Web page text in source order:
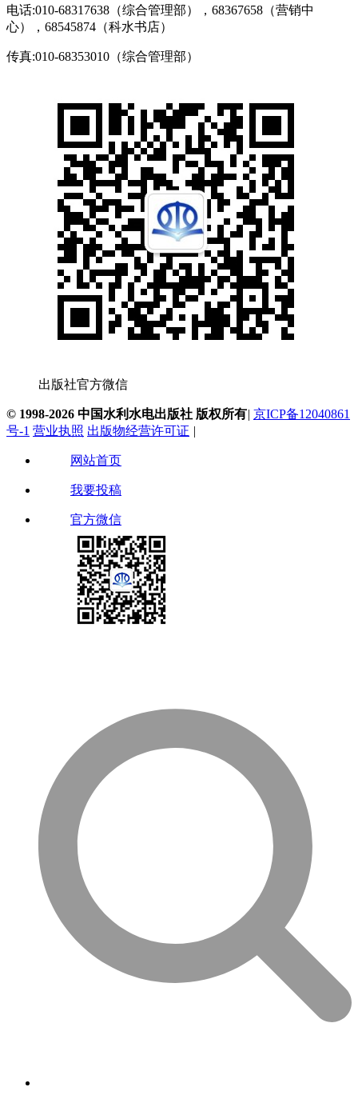
电话:010-68317638（综合管理部），68367658（营销中
心），68545874（科水书店）
传真:010-68353010（综合管理部）
出版社官方微信
© 1998-2026 中国水利水电出版社 版权所有| 京ICP备12040861
号-1 营业执照 出版物经营许可证 |
网站首页
我要投稿
官方微信